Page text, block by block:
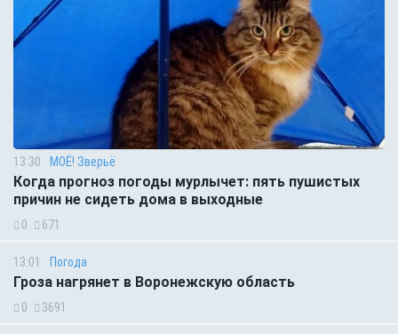
13:30 МОЁ! Зверьё
Когда прогноз погоды мурлычет: пять пушистых
причин не сидеть дома в выходные
0 671
13:01 Погода
Гроза нагрянет в Воронежскую область
0 3691